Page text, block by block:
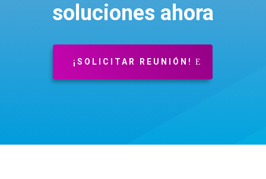
soluciones ahora
¡SOLICITAR REUNIÓN!